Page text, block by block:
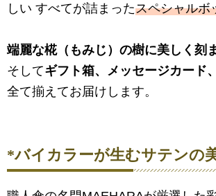
しい すべてが詰まったスペシャルボ
端麗な椛（もみじ）の樹に美しく刻
そしてギフト箱、メッセージカード
全て揃えてお届けします。
*バイカラーが生むサテンの